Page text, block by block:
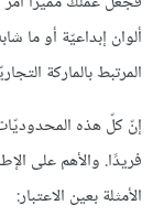
ألوان إبداعيّة أو ما
المرتبط بالماركة
إنّ كلّ هذه
فريدًا. والأهم على
الأمثلة بعين الاعتبار: